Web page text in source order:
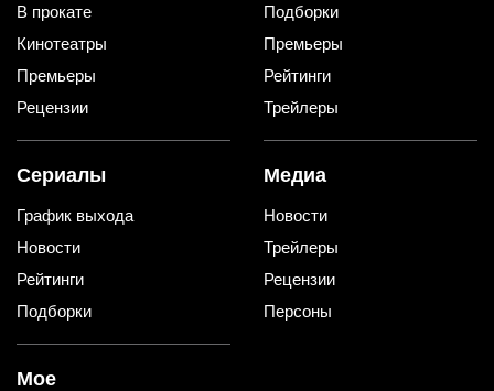
В прокате
Кинотеатры
Премьеры
Рецензии
Подборки
Премьеры
Рейтинги
Трейлеры
Сериалы
График выхода
Новости
Рейтинги
Подборки
Медиа
Новости
Трейлеры
Рецензии
Персоны
Мое